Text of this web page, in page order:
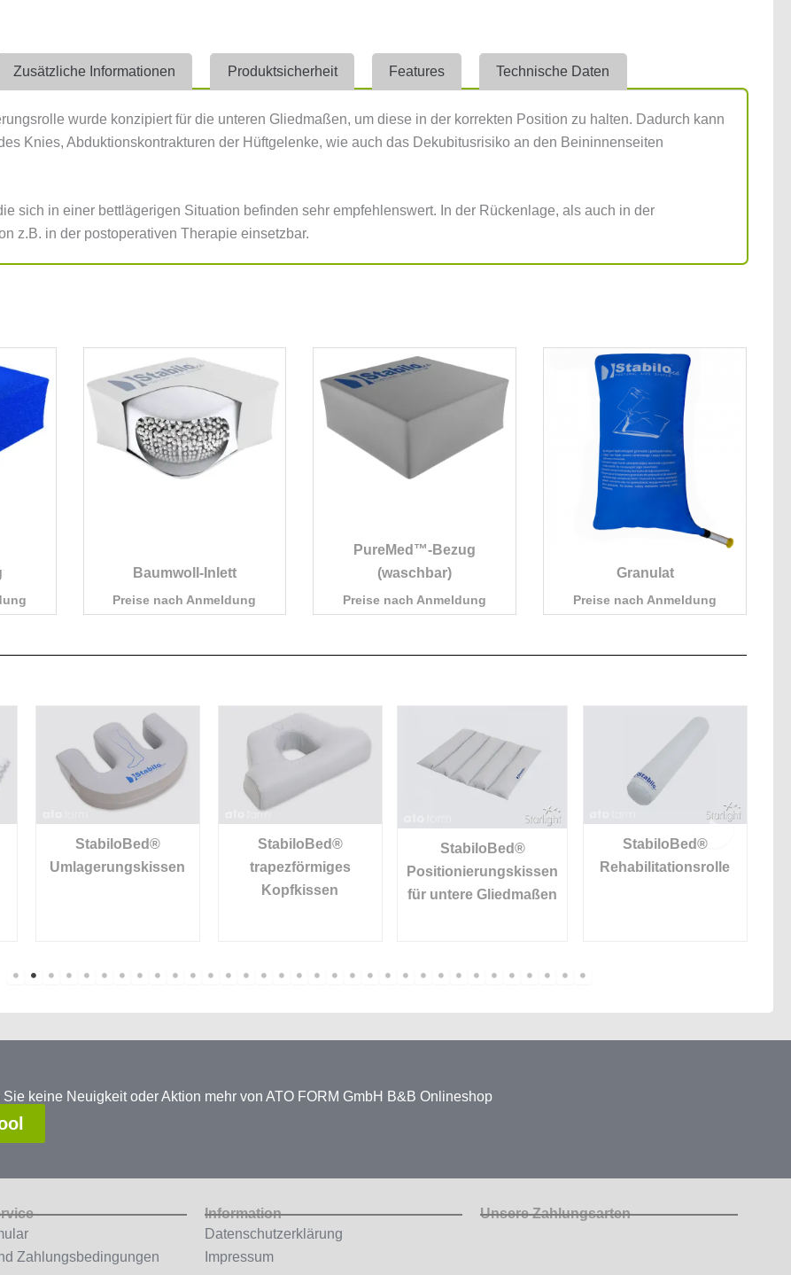
Zusätzliche Informationen Produktsicherheit Features Technische Daten
wurde konzipiert für die unteren Gliedmaßen, um diese in der korrekten Position zu halten. Dadurch kann
Knies, Abduktionskontrakturen der Hüftgelenke, wie auch das Dekubitusrisiko an den Beininnenseiten
sich in einer bettlägerigen Situation befinden sehr empfehlenswert. In der Rückenlage, als auch in der
z.B. in der postoperativen Therapie einsetzbar.
Baumwoll-Inlett
Preise nach Anmeldung
PureMed™-Bezug
(waschbar)
Preise nach Anmeldung
Granulat
Preise nach Anmeldung
StabiloBed®
Umlagerungskissen
StabiloBed®
trapezförmiges
Kopfkissen
StabiloBed®
Positionierungskissen
für untere Gliedmaßen
StabiloBed®
Rehabilitationsrolle
keine Neuigkeit oder Aktion mehr von ATO FORM GmbH B&B Onlineshop
Zahlungsbedingungen
Information
Datenschutzerklärung
Impressum
Unsere Zahlungsarten